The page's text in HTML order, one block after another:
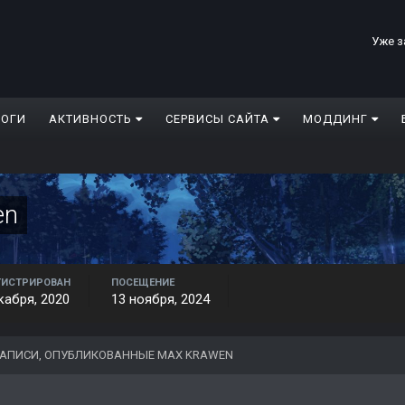
Уже
АКТИВНОСТЬ СЕРВИСЫ САЙТА МОДДИНГ
2020
ПОСЕЩЕНИЕ
13 ноября, 2024
ОПУБЛИКОВАННЫЕ MAX KRAWEN